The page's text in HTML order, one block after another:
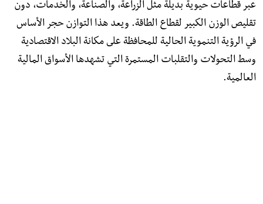
عبر قطاعات حيوية بديلة مثل الزراعة، والصناعة، والخدمات، دون
تقليص الوزن الكبير لقطاع الطاقة. ويعد هذا التوازن حجر الأساس
في الرؤية التنموية الحالية للمحافظة على مكانة البلاد الاقتصادية
وسط التحولات والتقلبات المستمرة التي تشهدها الأسواق المالية
العالمية.